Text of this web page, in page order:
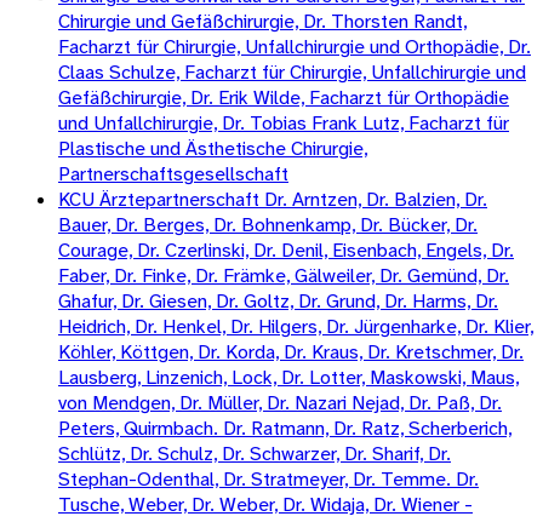
Chirurgie und Gefäßchirurgie, Dr. Thorsten Randt,
Facharzt für Chirurgie, Unfallchirurgie und Orthopädie, Dr.
Claas Schulze, Facharzt für Chirurgie, Unfallchirurgie und
Gefäßchirurgie, Dr. Erik Wilde, Facharzt für Orthopädie
und Unfallchirurgie, Dr. Tobias Frank Lutz, Facharzt für
Plastische und Ästhetische Chirurgie,
Partnerschaftsgesellschaft
KCU Ärztepartnerschaft Dr. Arntzen, Dr. Balzien, Dr.
Bauer, Dr. Berges, Dr. Bohnenkamp, Dr. Bücker, Dr.
Courage, Dr. Czerlinski, Dr. Denil, Eisenbach, Engels, Dr.
Faber, Dr. Finke, Dr. Främke, Gälweiler, Dr. Gemünd, Dr.
Ghafur, Dr. Giesen, Dr. Goltz, Dr. Grund, Dr. Harms, Dr.
Heidrich, Dr. Henkel, Dr. Hilgers, Dr. Jürgenharke, Dr. Klier,
Köhler, Köttgen, Dr. Korda, Dr. Kraus, Dr. Kretschmer, Dr.
Lausberg, Linzenich, Lock, Dr. Lotter, Maskowski, Maus,
von Mendgen, Dr. Müller, Dr. Nazari Nejad, Dr. Paß, Dr.
Peters, Quirmbach. Dr. Ratmann, Dr. Ratz, Scherberich,
Schlütz, Dr. Schulz, Dr. Schwarzer, Dr. Sharif, Dr.
Stephan-Odenthal, Dr. Stratmeyer, Dr. Temme. Dr.
Tusche, Weber, Dr. Weber, Dr. Widaja, Dr. Wiener -